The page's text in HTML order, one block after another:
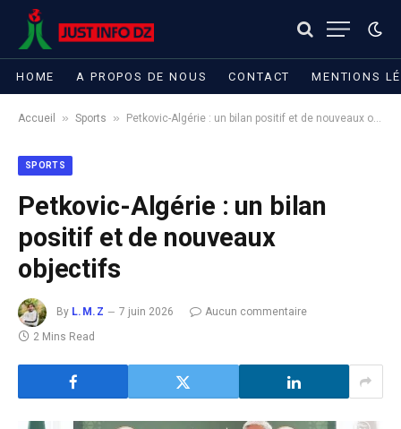
HOME A PROPOS DE NOUS CONTACT MENTIONS
Accueil » Sports » Petkovic-Algérie : un bilan positif et de nouveaux objectifs
SPORTS
Petkovic-Algérie : un bilan
positif et de nouveaux
objectifs
By L.M.Z 7 juin 2026
Aucun commentaire
2 Mins Read